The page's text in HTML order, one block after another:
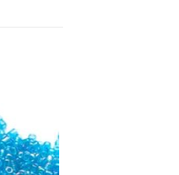
Lägg
till i
önskelistan